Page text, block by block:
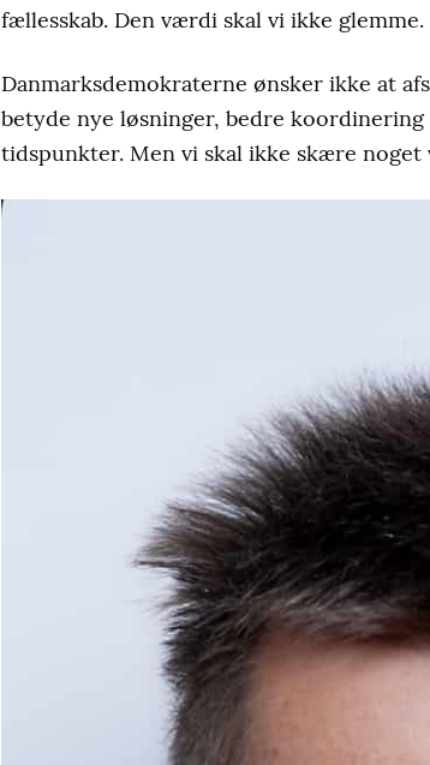
fællesskab. Den værdi skal vi ikke glemme.
Danmarksdemokraterne ønsker ikke at
betyde nye løsninger, bedre
tidspunkter. Men vi skal ikke skære